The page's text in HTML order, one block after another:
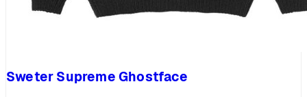
Sweter Supreme Ghostface